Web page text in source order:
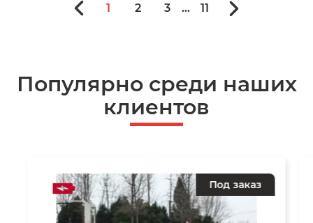
1 2 3 ... 11
Популярно среди наших
клиентов
Под заказ